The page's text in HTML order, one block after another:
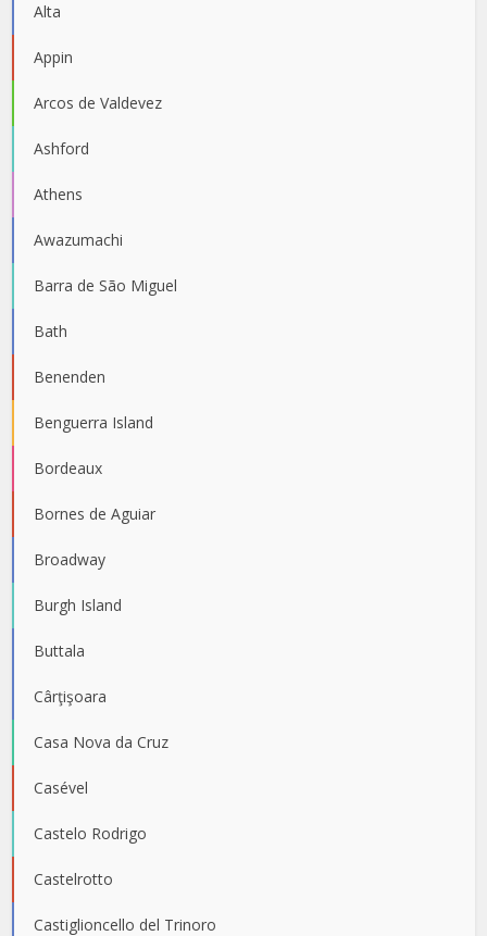
Alta
Appin
Arcos de Valdevez
Ashford
Athens
Awazumachi
Barra de São Miguel
Bath
Benenden
Benguerra Island
Bordeaux
Bornes de Aguiar
Broadway
Burgh Island
Buttala
Cârţişoara
Casa Nova da Cruz
Casével
Castelo Rodrigo
Castelrotto
Castiglioncello del Trinoro